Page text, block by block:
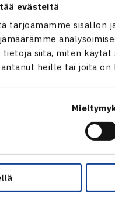
evästeitä
tarjoamamme sisällön
siitä, miten käytät
heille tai joita on
Light Open